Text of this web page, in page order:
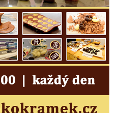
divokým psem